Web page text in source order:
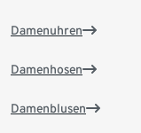
Damenuhren
Damenhosen
Damenblusen